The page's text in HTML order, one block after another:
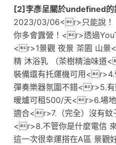
[2]李彥呈關於undefined的
2023/03/06<r>只能說！
你多會露營！<r>透過
<r>1景觀 夜景 茶園 山景
精 沐浴乳 （茶樹精油味道
裝備還有托運機可用<r>4.
彈奏樂器氛圍不錯<r>5.
暖爐可租500/天<r>6.場
適合<r>7.（完全）沒有蚊
<r>8.不管你是什麼電信
這一次很幸運搭在A區 景觀